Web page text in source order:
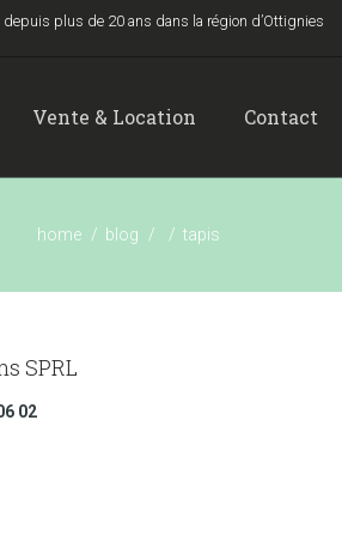
plus de 20 ans dans la région d’Ottignies
Vente & Location Contact
home blog tapis
SPRL
02